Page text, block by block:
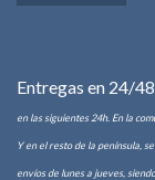
Entregas en 24/
en las siguientes 24h. En la
Y en el resto de la península,
envíos de lunes a jueves,